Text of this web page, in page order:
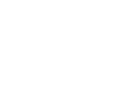
Illustrator ist er in den
und eigentlich alles, was